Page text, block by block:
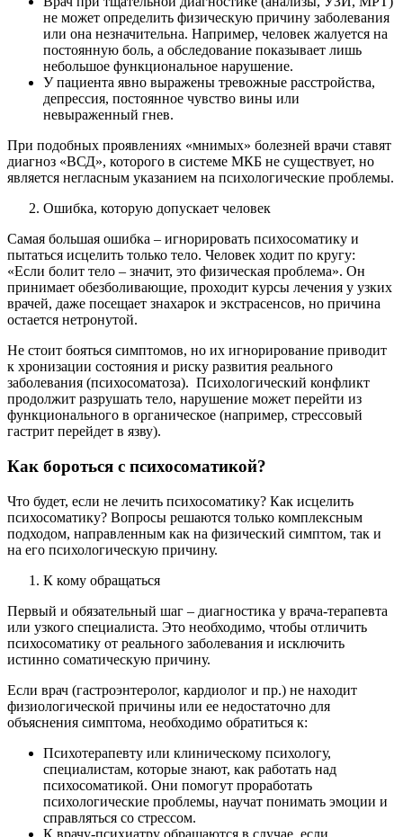
не может определить физическую причину заболевания
или она незначительна. Например, человек жалуется на
постоянную боль, а обследование показывает лишь
небольшое функциональное нарушение.
У пациента явно выражены тревожные расстройства,
депрессия, постоянное чувство вины или
невыраженный гнев.
При подобных проявлениях «мнимых» болезней врачи ставят
диагноз «ВСД», которого в системе МКБ не существует, но
является негласным указанием на психологические проблемы.
Ошибка, которую допускает человек
Самая большая ошибка – игнорировать психосоматику и
пытаться исцелить только тело. Человек ходит по кругу:
«Если болит тело – значит, это физическая проблема». Он
принимает обезболивающие, проходит курсы лечения у узких
врачей, даже посещает знахарок и экстрасенсов, но причина
остается нетронутой.
Не стоит бояться симптомов, но их игнорирование приводит
к хронизации состояния и риску развития реального
заболевания (психосоматоза). Психологический конфликт
продолжит разрушать тело, нарушение может перейти из
функционального в органическое (например, стрессовый
гастрит перейдет в язву).
Как бороться с психосоматикой?
Что будет, если не лечить психосоматику? Как исцелить
психосоматику? Вопросы решаются только комплексным
подходом, направленным как на физический симптом, так и
на его психологическую причину.
К кому обращаться
Первый и обязательный шаг – диагностика у врача-терапевта
или узкого специалиста. Это необходимо, чтобы отличить
психосоматику от реального заболевания и исключить
истинно соматическую причину.
Если врач (гастроэнтеролог, кардиолог и пр.) не находит
физиологической причины или ее недостаточно для
объяснения симптома, необходимо обратиться к:
Психотерапевту или клиническому психологу,
специалистам, которые знают, как работать над
психосоматикой. Они помогут проработать
психологические проблемы, научат понимать эмоции и
справляться со стрессом.
К врачу-психиатру обращаются в случае, если